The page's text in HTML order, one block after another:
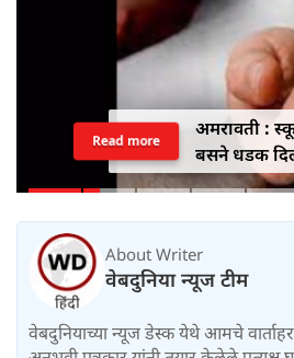
अमरावती :
बसने धडक
विद्यार्थिनीचा
Read more
About Writer
वेबदुनिया न्यूज टीम
वेबदुनियाच्या न्यूज डेस्क येथे आमचे